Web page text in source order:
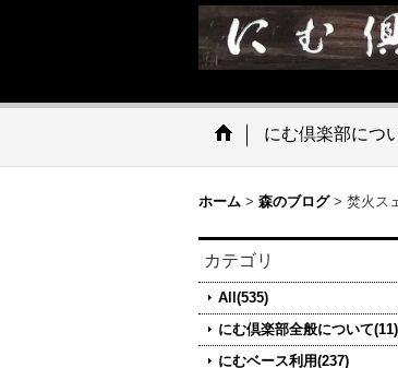
にむ倶楽部につ
ホーム > 森のブログ > 焚火ス
カテゴリ
All(535)
にむ倶楽部全般について(11)
にむベース利用(237)